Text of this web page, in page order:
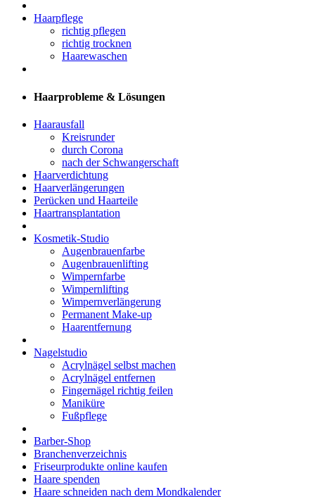
Haarpflege
richtig pflegen
richtig trocknen
Haarewaschen
Haarprobleme & Lösungen
Haarausfall
Kreisrunder
durch Corona
nach der Schwangerschaft
Haarverdichtung
Haarverlängerungen
Perücken und Haarteile
Haartransplantation
Kosmetik-Studio
Augenbrauenfarbe
Augenbrauenlifting
Wimpernfarbe
Wimpernlifting
Wimpernverlängerung
Permanent Make-up
Haarentfernung
Nagelstudio
Acrylnägel selbst machen
Acrylnägel entfernen
Fingernägel richtig feilen
Maniküre
Fußpflege
Barber-Shop
Branchenverzeichnis
Friseurprodukte online kaufen
Haare spenden
Haare schneiden nach dem Mondkalender